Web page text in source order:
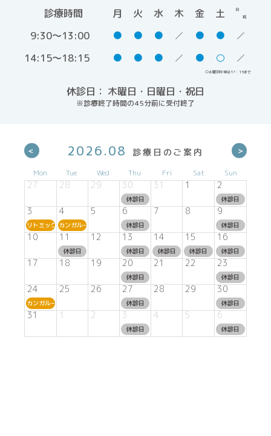
診療時間 月 火 水 木 金 土
日
祝
9:30～13:00 ● ● ● ●
●
14:15～18:15
● ● ● ● ○
○土曜日午後は17：15まで
休診日： 木曜日・日曜日・祝日
※診療終了時間の45分前に受付終了
2026.08
Mon Tue Wed Thu Fri Sat Sun
27 28 29 30 31 1 2
休診日 休診日
3 4 5 6 7 8 9
リトミック カンガルーム 休診日 休診日
10 11 12 13 14 15 16
休診日 休診日 休診日 休診日 休診日
17 18 19 20 21 22 23
休診日 休診日
24 25 26 27 28 29 30
カンガルーム 休診日 休診日
31 1 2 3 4 5 6
休診日 休診日